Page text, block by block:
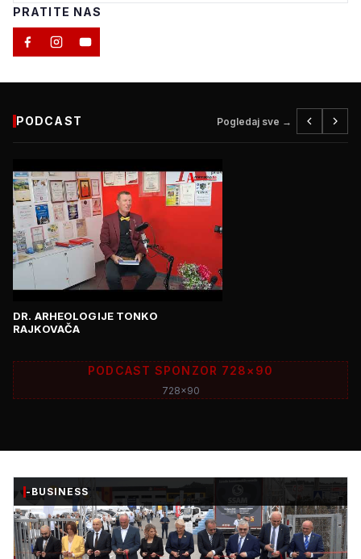
PRATITE NAS
PODCAST Pogledaj sve →
DR. ARHEOLOGIJE TONKO
RAJKOVAČA
PODCAST SPONZOR 728×90
728x90
-BUSINESS